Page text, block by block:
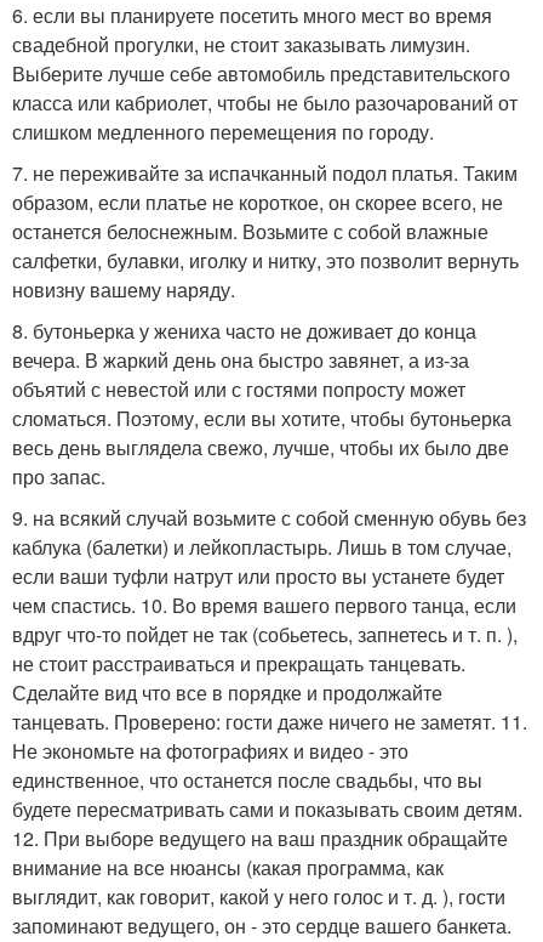
6. если вы планируете посетить много мест во время
свадебной прогулки, не стоит заказывать лимузин.
Выберите лучше себе автомобиль представительского
класса или кабриолет, чтобы не было разочарований от
слишком медленного перемещения по городу.
7. не переживайте за испачканный подол платья. Таким
образом, если платье не короткое, он скорее всего, не
останется белоснежным. Возьмите с собой влажные
салфетки, булавки, иголку и нитку, это позволит вернуть
новизну вашему наряду.
8. бутоньерка у жениха часто не доживает до конца
вечера. В жаркий день она быстро завянет, а из-за
объятий с невестой или с гостями попросту может
сломаться. Поэтому, если вы хотите, чтобы бутоньерка
весь день выглядела свежо, лучше, чтобы их было две
про запас.
9. на всякий случай возьмите с собой сменную обувь без
каблука (балетки) и лейкопластырь. Лишь в том случае,
если ваши туфли натрут или просто вы устанете будет
чем спастись. 10. Во время вашего первого танца, если
вдруг что-то пойдет не так (собьетесь, запнетесь и т. п. ),
не стоит расстраиваться и прекращать танцевать.
Сделайте вид что все в порядке и продолжайте
танцевать. Проверено: гости даже ничего не заметят. 11.
Не экономьте на фотографиях и видео - это
единственное, что останется после свадьбы, что вы
будете пересматривать сами и показывать своим детям.
12. При выборе ведущего на ваш праздник обращайте
внимание на все нюансы (какая программа, как
выглядит, как говорит, какой у него голос и т. д. ), гости
запоминают ведущего, он - это сердце вашего банкета.